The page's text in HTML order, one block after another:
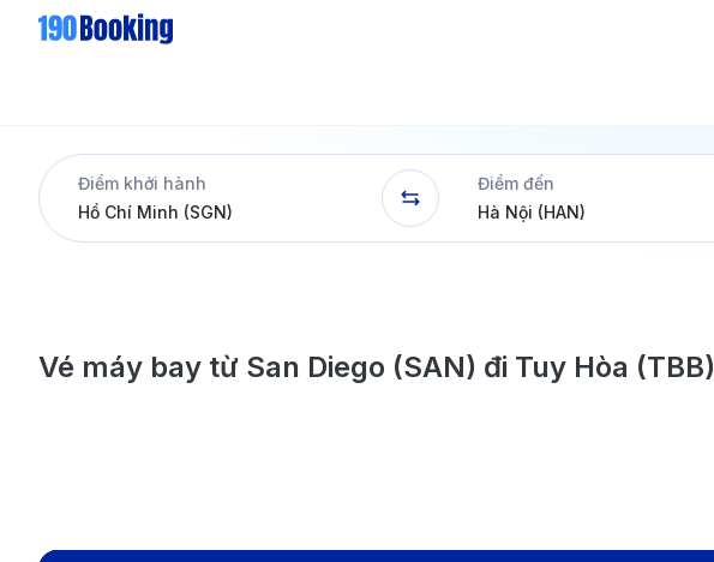
Điểm khởi hành Điểm đến
Vé máy bay từ San Diego (SAN) đi Tuy Hòa (TBB)